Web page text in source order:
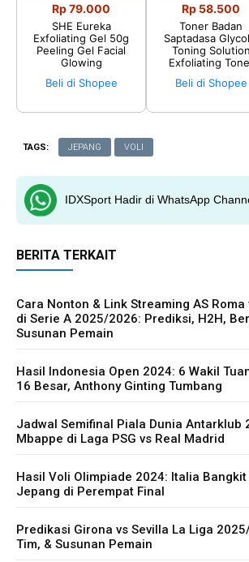
Rp 79.000
SHE Eureka
Exfoliating Gel 50g
Peeling Gel Facial
Glowing
Beli di Shopee
Rp 58.500
Toner Badan
Saptadasa
Toning Solution
Exfoliating
Beli di Shopee
TAGS: JEPANG VOLI
IDXSport Hadir di WhatsApp
BERITA TERKAIT
Cara Nonton & Link Streaming AS
di Serie A 2025/2026: Prediksi, H2H,
Susunan Pemain
Hasil Indonesia Open 2024: 6 Wakil
16 Besar, Anthony Ginting Tumbang
Jadwal Semifinal Piala Dunia Antarklub
Mbappe di Laga PSG vs Real Madrid
Hasil Voli Olimpiade 2024: Italia
Jepang di Perempat Final
Predikasi Girona vs Sevilla La Liga
Tim, & Susunan Pemain